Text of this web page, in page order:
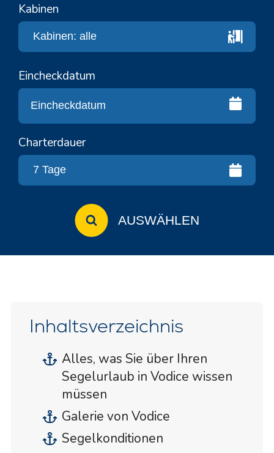
Kabinen
Eincheckdatum
Charterdauer
AUSWÄHLEN
Inhaltsverzeichnis
Alles, was Sie über Ihren
Segelurlaub in Vodice wissen
müssen
Galerie von Vodice
Segelkonditionen